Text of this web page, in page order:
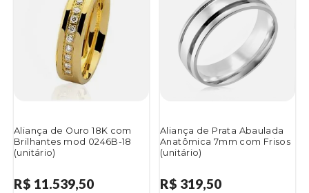
Aliança de Ouro 18K com
Brilhantes mod 0246B-18
(unitário)
R$ 11.539,50
Aliança de Prata Abaulada
Anatômica 7mm com Frisos
(unitário)
R$ 319,50